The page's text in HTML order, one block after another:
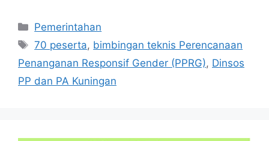
Kategori
Pemerintahan
Tag
70 peserta, bimbingan teknis Perencanaan
Penanganan Responsif Gender (PPRG), Dinsos
PP dan PA Kuningan